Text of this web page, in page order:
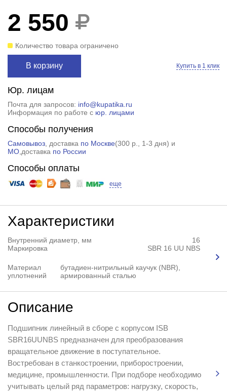
2 550
Количество товара ограничено
В корзину Купить в 1 клик
Юр. лицам
Почта для запросов: info@kupatika.ru
Информация по работе с юр. лицами
Способы получения
Самовывоз, доставка по Москве(300 р.
, 1-3 дня) и
МО,доставка по России
Способы оплаты
еще
Характеристики
Внутренний диаметр, мм
16
Маркировка
SBR 16 UU NBS
Материал
уплотнений
бутадиен-нитрильный каучук (NBR),
армированный сталью
Описание
Подшипник линейный в сборе с корпусом ISB
SBR16UUNBS предназначен для преобразования
вращательное движение в поступательное.
Востребован в станкостроении, приборостроении,
медицине, промышленности. При подборе необходимо
учитывать целый ряд параметров: нагрузку, скорость,